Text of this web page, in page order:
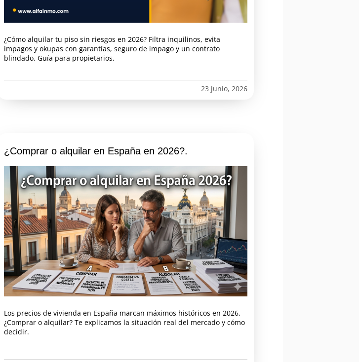
¿Cómo alquilar tu piso sin riesgos en 2026? Filtra inquilinos, evita
impagos y okupas con garantías, seguro de impago y un contrato
blindado. Guía para propietarios.
23 junio, 2026
¿Comprar o alquilar en España en 2026?.
Los precios de vivienda en España marcan máximos históricos en 2026.
¿Comprar o alquilar? Te explicamos la situación real del mercado y cómo
decidir.